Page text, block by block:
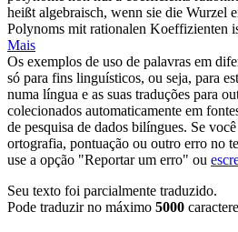
heißt algebraisch, wenn sie die Wurzel
Polynoms mit rationalen Koeffizienten
Mais
Os exemplos de uso de palavras em
só para fins linguísticos, ou seja, para
numa língua e as suas traduções para
colecionados automaticamente em
de pesquisa de dados bilíngues. Se
ortografia, pontuação ou outro erro no
use a opção "Reportar um erro" ou
Seu texto foi parcialmente traduzido.
Pode traduzir no máximo 5000